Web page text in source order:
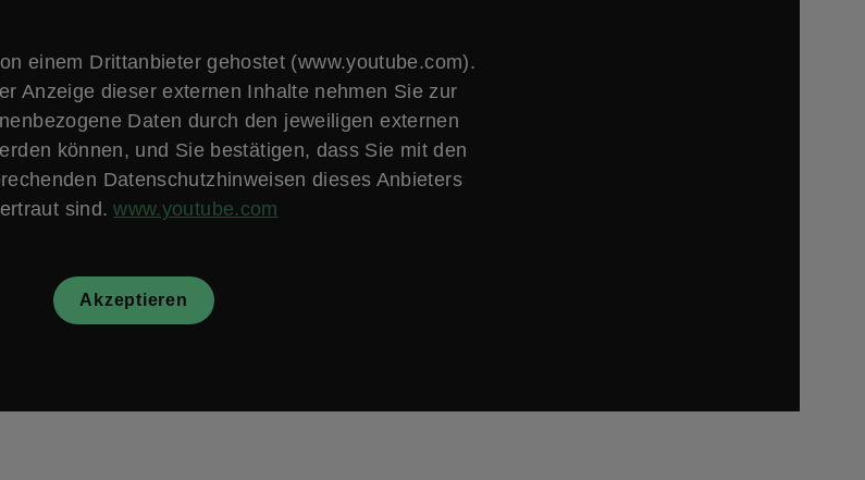
einem Drittanbieter gehostet (www.youtube.com).
Anzeige dieser externen Inhalte nehmen Sie zur
Daten durch den jeweiligen externen
können, und Sie bestätigen, dass Sie mit den
Datenschutzhinweisen dieses Anbieters
sind. www.youtube.com
Akzeptieren